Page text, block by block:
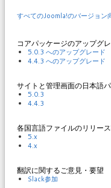
すべてのJoomla!のバージョン
コアパッケージのアップグ
5.0.3 へのアップグレード
4.4.3 へのアップグレード
サイトと管理画面の日本語
5.0.3
4.4.3
各国言語ファイルのリリー
5.x
4.x
翻訳に関するご意見・要望
Slack参加